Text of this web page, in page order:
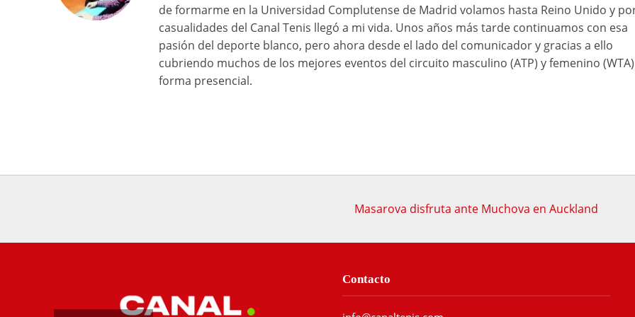
de formarme en la Universidad Complutense de Madrid volamos hasta Reino Unido y
casualidades del Canal Tenis llegó a mi vida. Unos años más tarde continuamos con esa
pasión del deporte blanco, pero ahora desde el lado del comunicador y gracias a ello
cubriendo muchos de los mejores eventos del circuito masculino (ATP) y femenino
forma presencial.
Masarova disfruta ante Muchova en Auckland
Contacto